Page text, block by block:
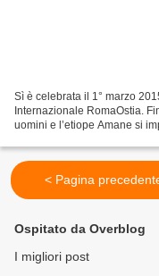
Sì è celebrata il 1° marzo
Internazionale RomaOstia.
uomini e l’etiope Amane si
< Pagina
Ospitato da Overblog
I migliori post